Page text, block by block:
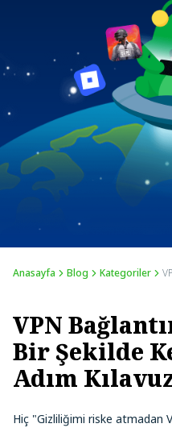
Anasayfa Blog Kategoriler
VPN
Bir Şekilde
Adım
Hiç "Gizliliğimi riske atmadan